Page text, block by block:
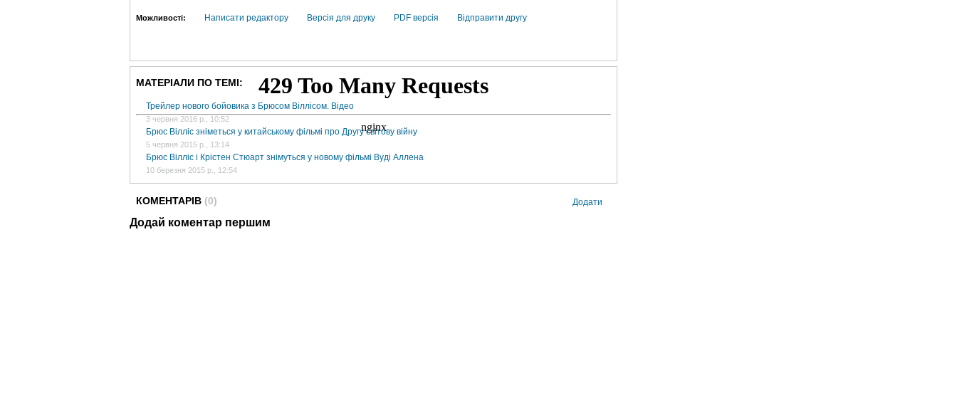
Можливості: Написати редактору Версія для друку PDF версія Відправити другу
МАТЕРІАЛИ ПО ТЕМІ:
Трейлер нового бойовика з Брюсом Віллісом. Відео
3 червня 2016 р., 10:52
Брюс Вілліс зніметься у китайському фільмі про Другу світову війну
5 червня 2015 р., 13:14
Брюс Вілліс і Крістен Стюарт знімуться у новому фільмі Вуді Аллена
10 березня 2015 р., 12:54
Додати
КОМЕНТАРІВ (0)
Додай коментар першим